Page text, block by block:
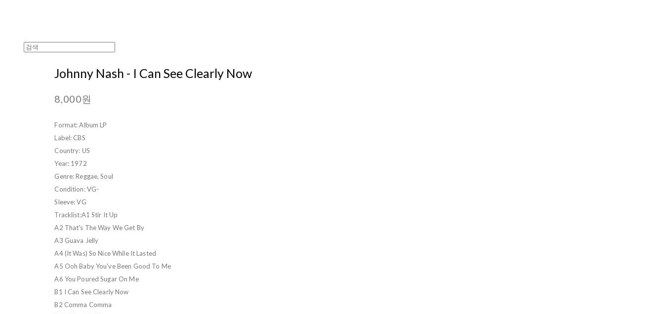
Johnny Nash - I Can See Clearly Now
8,000원
Format: Album LP
Label: CBS
Country: US
Year: 1972
Genre: Reggae, Soul
Condition: VG-
Sleeve: VG
Tracklist:A1 Stir It Up
A2 That's The Way We Get By
A3 Guava Jelly
A4 (It Was) So Nice While It Lasted
A5 Ooh Baby You've Been Good To Me
A6 You Poured Sugar On Me
B1 I Can See Clearly Now
B2 Comma Comma